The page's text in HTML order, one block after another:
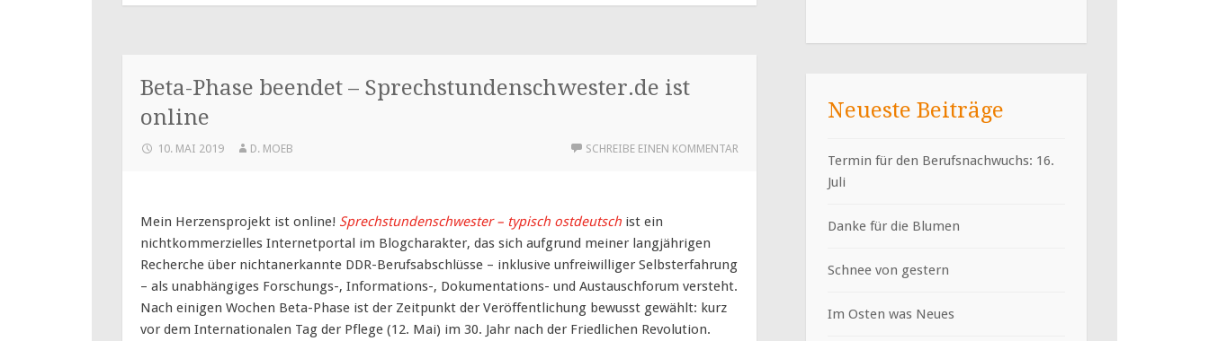
Beta-Phase beendet – Sprechstundenschwester.de ist
online
10. MAI 2019 D. MOEB SCHREIBE EINEN KOMMENTAR
Mein Herzensprojekt ist online! Sprechstundenschwester – typisch ostdeutsch ist ein
nichtkommerzielles Internetportal im Blogcharakter, das sich aufgrund meiner langjährigen
Recherche über nichtanerkannte DDR-Berufsabschlüsse – inklusive unfreiwilliger Selbsterfahrung
– als unabhängiges Forschungs-, Informations-, Dokumentations- und Austauschforum versteht.
Nach einigen Wochen Beta-Phase ist der Zeitpunkt der Veröffentlichung bewusst gewählt: kurz
vor dem Internationalen Tag der Pflege (12. Mai) im 30. Jahr nach der Friedlichen Revolution.
Neueste Beiträge
Termin für den Berufsnachwuchs: 16.
Juli
Danke für die Blumen
Schnee von gestern
Im Osten was Neues